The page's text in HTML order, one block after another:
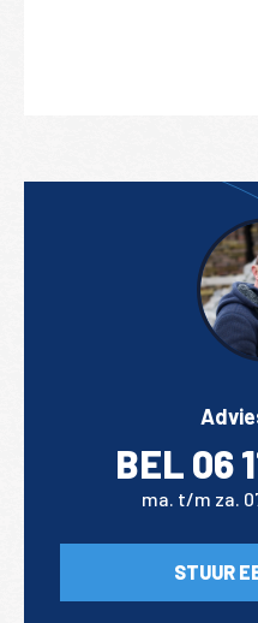
BEL 06
ma. t/m za.
STUUR